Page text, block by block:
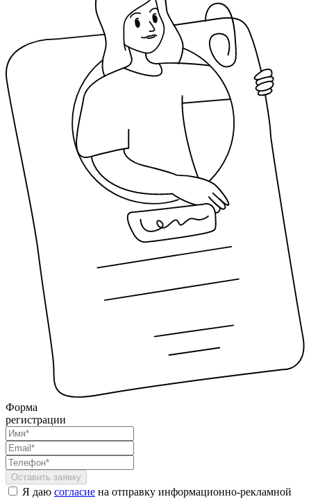
Форма
регистрации
Я даю согласие на отправку информационно-рекламной